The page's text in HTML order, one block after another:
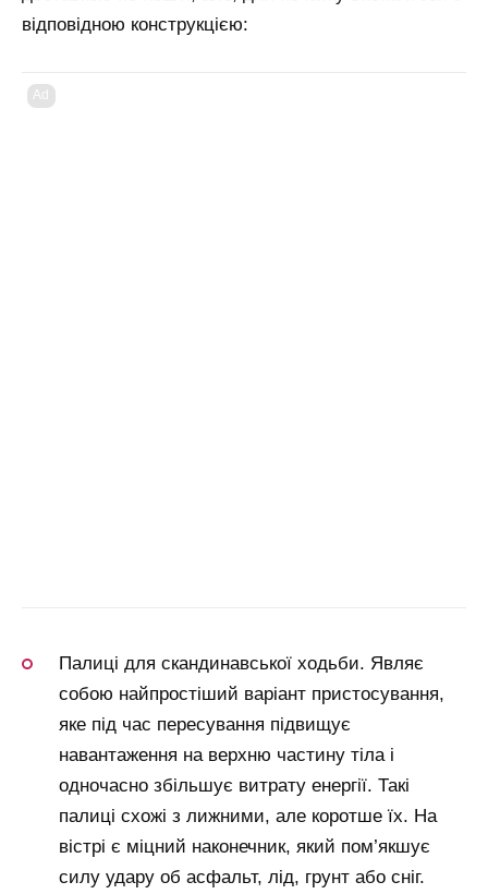
відповідною конструкцією:
Ad
Палиці для скандинавської ходьби. Являє
собою найпростіший варіант пристосування,
яке під час пересування підвищує
навантаження на верхню частину тіла і
одночасно збільшує витрату енергії. Такі
палиці схожі з лижними, але коротше їх. На
вістрі є міцний наконечник, який пом’якшує
силу удару об асфальт, лід, грунт або сніг.